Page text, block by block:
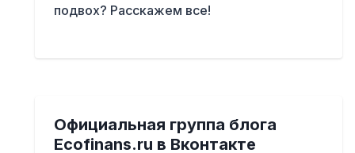
подвох? Расскажем все!
Официальная группа блога
Ecofinans.ru в Вконтакте